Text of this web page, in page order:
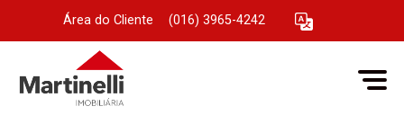
Área do Cliente (016) 3965-4242